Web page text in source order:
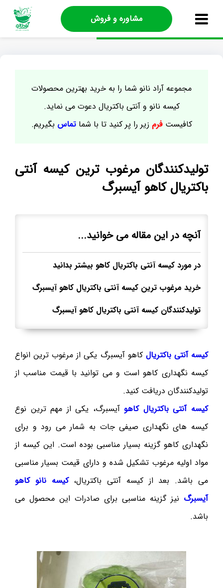
مشاوره و فروش
مجموعه آراد نانو شما را به خرید بهترین محصولات
کیسه نانو و آنتی باکتریال دعوت می نماید.
کافیستفرم زیر را پر کنید تا با شماتماس بگیریم.
تولیدکنندگان مرغوب ترین کیسه آنتی
باکتریال کاهو آیسبرگ
آنچه در این مقاله می خوانید...
در مورد کیسه آنتی باکتریال کاهو بیشتر بدانید
خرید مرغوب ترین کیسه آنتی باکتریال کاهو آیسبرگ
تولیدکنندگان کیسه آنتی باکتریال کاهو آیسبرگ
کیسه آنتی باکتریال کاهو آیسبرگ یکی از مرغوب ترین انواع
کیسه نگهداری کاهو است و می توانید با قیمت مناسب از
تولیدکنندگان دریافت کنید.
کیسه آنتی باکتریال کاهو آیسبرگ، یکی از مهم ترین نوع
کیسه های نگهداری صیفی جات به شمار می رود و برای
نگهداری کاهو گزینه بسیار مناسبی بوده است. این کیسه از
مواد اولیه مرغوب تشکیل شده و دارای قیمت بسیار مناسبی
می باشد. بعد از کیسه آنتی باکتریال،کیسه نانو کاهو
آیسبرگ نیز گزینه مناسبی برای صادرات این محصول می
باشد.